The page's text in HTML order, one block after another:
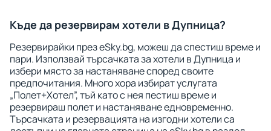
Къде да резервирам хотели в Дупница?
Резервирайки през eSky.bg, можеш да спестиш време и
пари. Използвай търсачката за хотели в Дупница и
избери място за настаняване според своите
предпочитания. Много хора избират услугата
„Полет+Хотел”, тъй като с нея пестиш време и
резервираш полет и настаняване едновременно.
Търсачката и резервацията на изгодни хотели са